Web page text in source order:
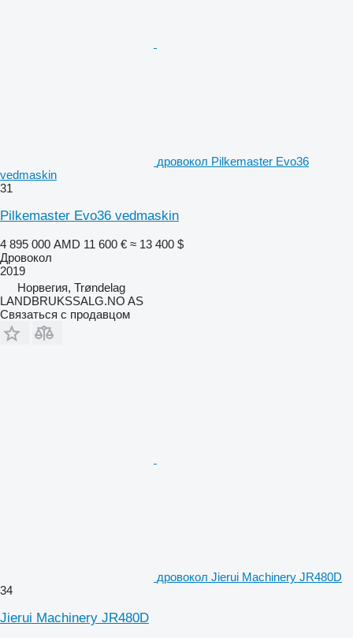
дровокол Pilkemaster Evo36
vedmaskin
31
Pilkemaster Evo36 vedmaskin
4 895 000 AMD 11 600 € ≈ 13 400 $
Дровокол
2019
Норвегия, Trøndelag
LANDBRUKSSALG.NO AS
Связаться с продавцом
дровокол Jierui Machinery JR480D
34
Jierui Machinery JR480D